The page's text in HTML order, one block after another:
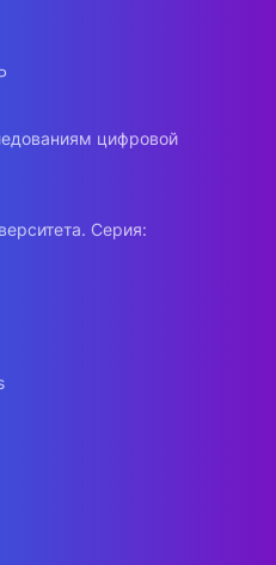
цифровой
Серия: